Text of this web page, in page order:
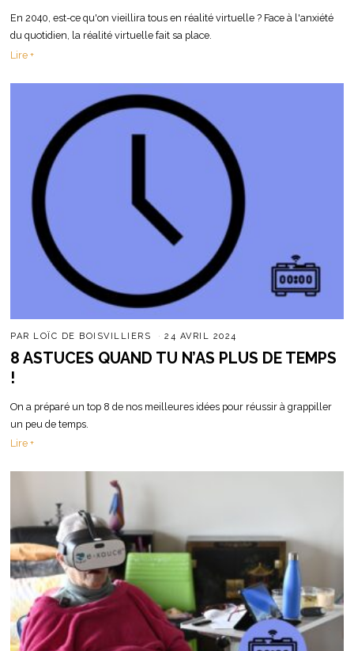
En 2040, est-ce qu'on vieillira tous en réalité virtuelle ? Face à l'anxiété
du quotidien, la réalité virtuelle fait sa place.
Lire +
PAR LOÏC DE BOISVILLIERS 24 AVRIL 2024
8 ASTUCES QUAND TU N’AS PLUS DE TEMPS
!
On a préparé un top 8 de nos meilleures idées pour réussir à grappiller
un peu de temps.
Lire +